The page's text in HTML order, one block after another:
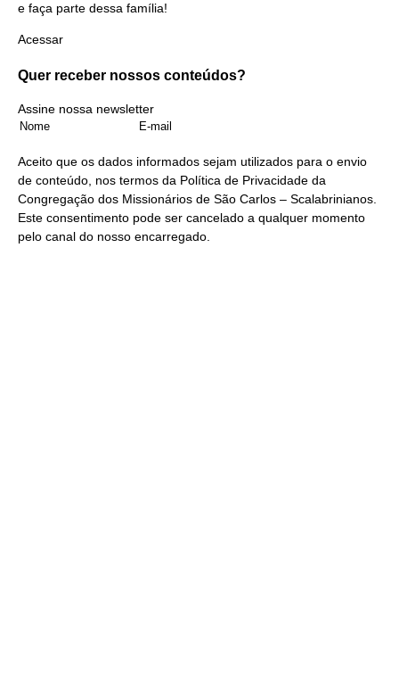
e faça parte dessa família!
Acessar
Quer receber nossos conteúdos?
Assine nossa newsletter
Aceito que os dados informados sejam utilizados para o envio
de conteúdo, nos termos da Política de Privacidade da
Congregação dos Missionários de São Carlos – Scalabrinianos.
Este consentimento pode ser cancelado a qualquer momento
pelo canal do nosso encarregado.